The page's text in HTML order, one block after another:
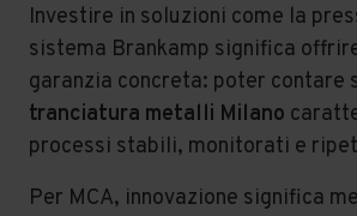
Investire in soluzioni come la
sistema Brankamp significa
garanzia concreta: poter contare
tranciatura metalli Milano
processi stabili, monitorati e
Per MCA, innovazione significa